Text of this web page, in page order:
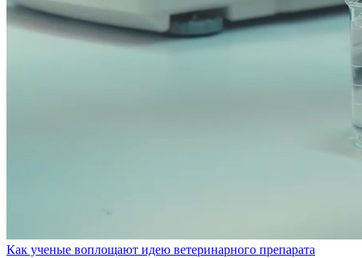
Как ученые воплощают идею ветеринарного препарата